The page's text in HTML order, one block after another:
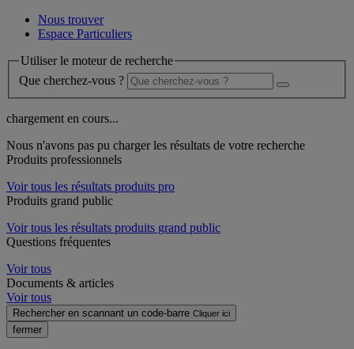
Nous trouver
Espace Particuliers
Utiliser le moteur de recherche
Que cherchez-vous ?
chargement en cours...
Nous n'avons pas pu charger les résultats de votre recherche
Produits professionnels
Voir tous les résultats produits pro
Produits grand public
Voir tous les résultats produits grand public
Questions fréquentes
Voir tous
Documents & articles
Voir tous
Rechercher en scannant un code-barre Cliquer ici
fermer